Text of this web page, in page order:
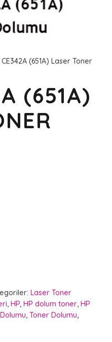
(651A) Laser Toner
(651A)
Laser Toner
HP HP dolum toner HP
Toner Dolumu